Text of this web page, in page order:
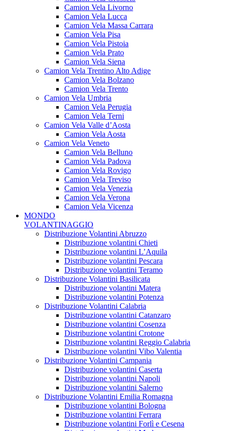
Camion Vela Livorno
Camion Vela Lucca
Camion Vela Massa Carrara
Camion Vela Pisa
Camion Vela Pistoia
Camion Vela Prato
Camion Vela Siena
Camion Vela Trentino Alto Adige
Camion Vela Bolzano
Camion Vela Trento
Camion Vela Umbria
Camion Vela Perugia
Camion Vela Terni
Camion Vela Valle d’Aosta
Camion Vela Aosta
Camion Vela Veneto
Camion Vela Belluno
Camion Vela Padova
Camion Vela Rovigo
Camion Vela Treviso
Camion Vela Venezia
Camion Vela Verona
Camion Vela Vicenza
MONDO
VOLANTINAGGIO
Distribuzione Volantini Abruzzo
Distribuzione volantini Chieti
Distribuzione volantini L’Aquila
Distribuzione volantini Pescara
Distribuzione volantini Teramo
Distribuzione Volantini Basilicata
Distribuzione volantini Matera
Distribuzione volantini Potenza
Distribuzione Volantini Calabria
Distribuzione volantini Catanzaro
Distribuzione volantini Cosenza
Distribuzione volantini Crotone
Distribuzione volantini Reggio Calabria
Distribuzione volantini Vibo Valentia
Distribuzione Volantini Campania
Distribuzione volantini Caserta
Distribuzione volantini Napoli
Distribuzione volantini Salerno
Distribuzione Volantini Emilia Romagna
Distribuzione volantini Bologna
Distribuzione volantini Ferrara
Distribuzione volantini Forlì e Cesena